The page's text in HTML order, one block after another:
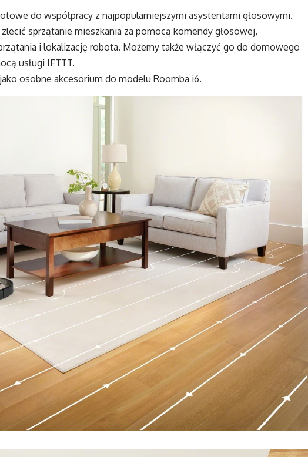
do współpracy z najpopularniejszymi asystentami głosowymi.
sprzątanie mieszkania za pomocą komendy głosowej,
i lokalizację robota. Możemy także włączyć go do domowego
usługi IFTTT.
osobne akcesorium do modelu Roomba i6.